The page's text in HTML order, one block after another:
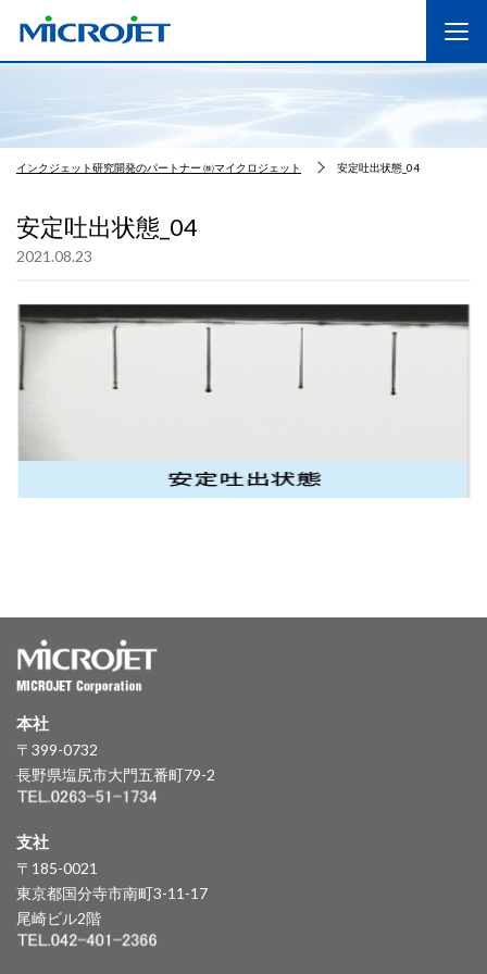
インクジェット研究開発のパートナー ㈱マイクロジェット 安定吐出状態_04
安定吐出状態_04
2021.08.23
本社
〒399-0732
長野県塩尻市大門五番町79-2
支社
〒185-0021
東京都国分寺市南町3-11-17
尾崎ビル2階